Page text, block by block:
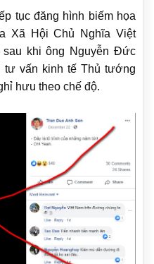
tục đăng hình biếm họa
Xã Hội Chủ Nghĩa Việt
sau khi ông Nguyễn Đức
tư vấn kinh tế Thủ tướng
hưu theo chế độ.